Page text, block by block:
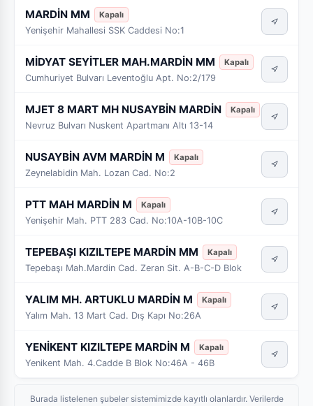
MARDİN MM Kapalı
Yenişehir Mahallesi SSK Caddesi No:1
MİDYAT SEYİTLER MAH.MARDİN MM Kapalı
Cumhuriyet Bulvarı Leventoğlu Apt. No:2/179
MJET 8 MART MH NUSAYBİN MARDİN Kapalı
Nevruz Bulvarı Nuskent Apartmanı Altı 13-14
NUSAYBİN AVM MARDİN M Kapalı
Zeynelabidin Mah. Lozan Cad. No:2
PTT MAH MARDİN M Kapalı
Yenişehir Mah. PTT 283 Cad. No:10A-10B-10C
TEPEBAŞI KIZILTEPE MARDİN MM Kapalı
Tepebaşı Mah.Mardin Cad. Zeran Sit. A-B-C-D Blok
YALIM MH. ARTUKLU MARDİN M Kapalı
Yalım Mah. 13 Mart Cad. Dış Kapı No:26A
YENİKENT KIZILTEPE MARDİN M Kapalı
Yenikent Mah. 4.Cadde B Blok No:46A - 46B
Burada listelenen şubeler sistemimizde kayıtlı olanlardır. Verilerde